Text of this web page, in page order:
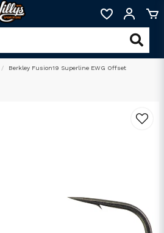
Berkley Fusion19 Superline EWG Offset